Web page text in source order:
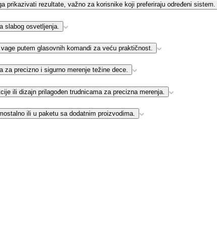
prikazivati rezultate, važno za korisnike koji preferiraju određeni sistem.
slabog osvetljenja.
putem glasovnih komandi za veću praktičnost.
za precizno i sigurno merenje težine dece.
ili dizajn prilagođen trudnicama za precizna merenja.
ili u paketu sa dodatnim proizvodima.